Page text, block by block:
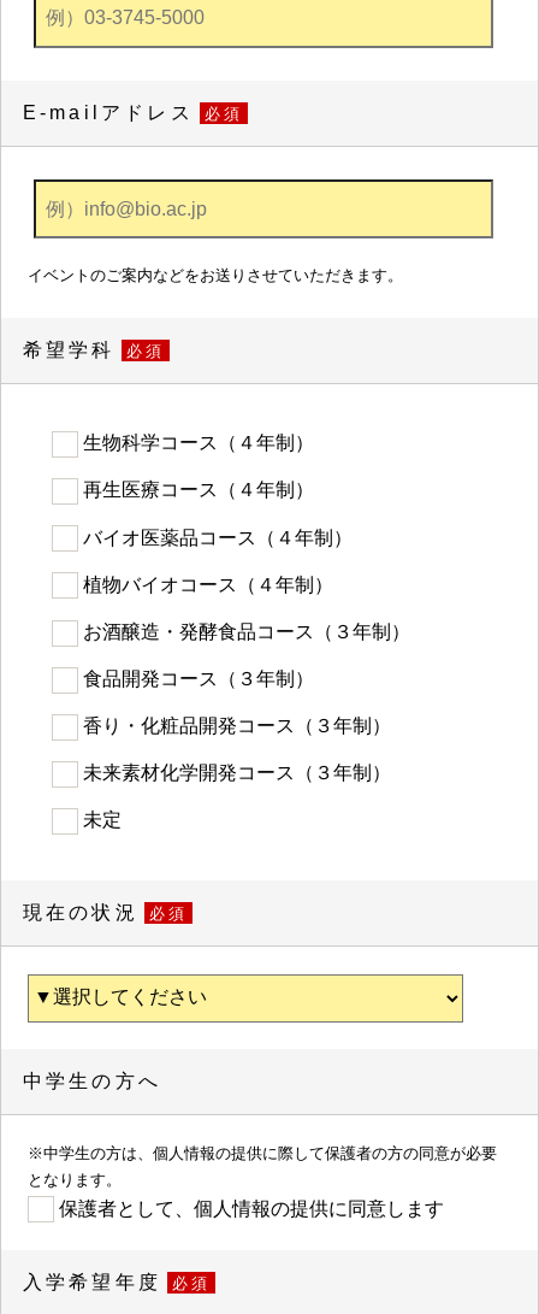
E-mailアドレス 必須
イベントのご案内などをお送りさせていただきます。
希望学科 必須
生物科学コース（４年制）
再生医療コース（４年制）
バイオ医薬品コース（４年制）
植物バイオコース（４年制）
お酒醸造・発酵食品コース（３年制）
食品開発コース（３年制）
香り・化粧品開発コース（３年制）
未来素材化学開発コース（３年制）
未定
現在の状況 必須
中学生の方へ
※中学生の方は、個人情報の提供に際して保護者の方の同意が必要
となります。
保護者として、個人情報の提供に同意します
入学希望年度 必須